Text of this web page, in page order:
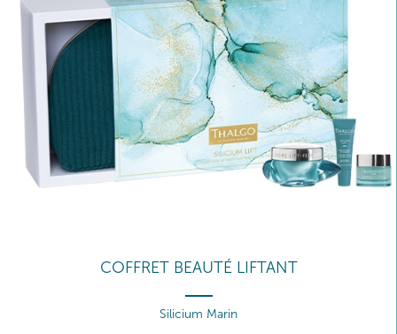
COFFRET BEAUTÉ LIFTANT
Silicium Marin